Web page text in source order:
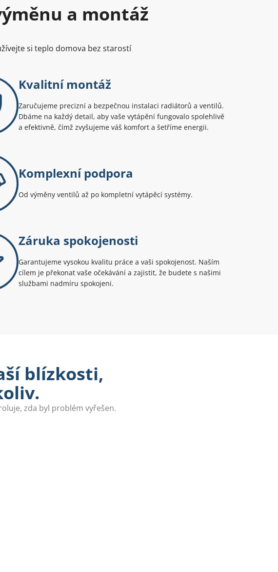
a montáž
si teplo domova bez starostí
Kvalitní montáž
Zaručujeme precizní a bezpečnou instalaci radiátorů a ventilů.
Dbáme na každý detail, aby vaše vytápění fungovalo spolehlivě
a efektivně, čímž zvyšujeme váš komfort a šetříme energii.
Komplexní podpora
Od výměny ventilů až po kompletní vytápěcí systémy.
Záruka spokojenosti
Garantujeme vysokou kvalitu práce a vaši spokojenost. Naším
cílem je překonat vaše očekávání a zajistit, že budete s našimi
službami nadmíru spokojeni.
blízkosti,
zda byl problém vyřešen.